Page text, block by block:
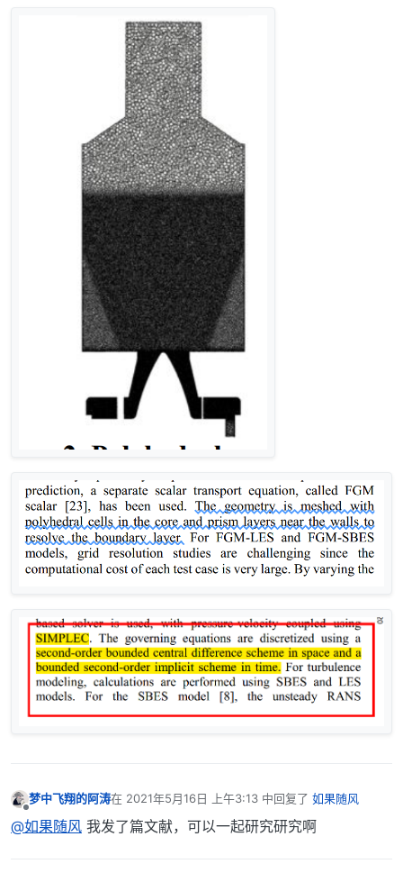
梦中飞翔的阿涛在 2021年5月16日 上午3:13 中回复了 如果随风
最后由 编辑
@如果随风 我发了篇文献，可以一起研究研究啊